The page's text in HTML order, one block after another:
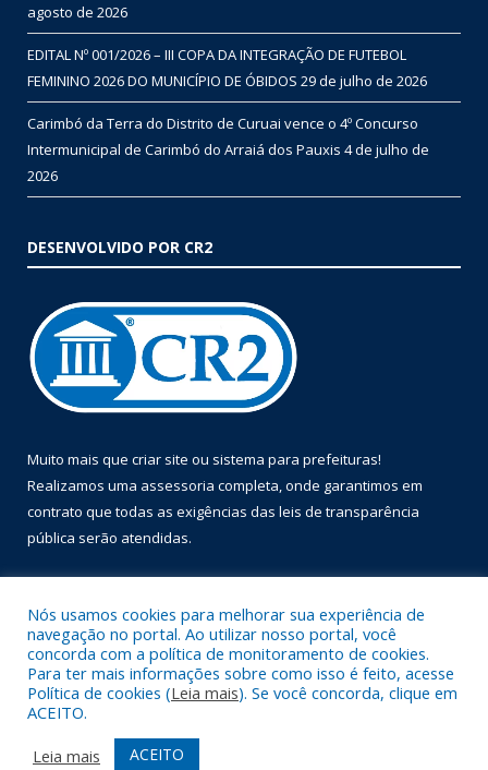
agosto de 2026
EDITAL Nº 001/2026 – III COPA DA INTEGRAÇÃO DE FUTEBOL
FEMININO 2026 DO MUNICÍPIO DE ÓBIDOS 29 de julho de 2026
Carimbó da Terra do Distrito de Curuai vence o 4º Concurso
Intermunicipal de Carimbó do Arraiá dos Pauxis 4 de julho de
2026
DESENVOLVIDO POR CR2
Muito mais que criar site ou sistema para prefeituras!
Realizamos uma assessoria completa, onde garantimos em
contrato que todas as exigências das leis de transparência
pública serão atendidas.
Todos os direitos reservados a Prefeitura Municipal de Óbidos.
Mapa do Site
Acessar Área Administrativa
Nós usamos cookies para melhorar sua experiência de
navegação no portal. Ao utilizar nosso portal, você
concorda com a política de monitoramento de cookies.
Para ter mais informações sobre como isso é feito, acesse
Política de cookies (Leia mais). Se você concorda, clique em
ACEITO.
Leia mais
ACEITO